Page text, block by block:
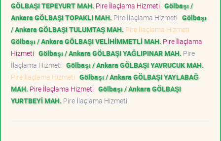
GÖLBAŞI TEPEYURT MAH. Pire İlaçlama Hizmeti Gölbaşı /
Ankara GÖLBAŞI TOPAKLI MAH. Pire İlaçlama Hizmeti Gölbaşı
/ Ankara GÖLBAŞI TULUMTAŞ MAH. Pire İlaçlama Hizmeti
Gölbaşı / Ankara GÖLBAŞI VELİHİMMETLİ MAH. Pire İlaçlama
Hizmeti Gölbaşı / Ankara GÖLBAŞI YAĞLIPINAR MAH. Pire
İlaçlama Hizmeti Gölbaşı / Ankara GÖLBAŞI YAVRUCUK MAH.
Pire İlaçlama Hizmeti Gölbaşı / Ankara GÖLBAŞI YAYLABAĞ
MAH. Pire İlaçlama Hizmeti Gölbaşı / Ankara GÖLBAŞI
YURTBEYİ MAH. Pire İlaçlama Hizmeti